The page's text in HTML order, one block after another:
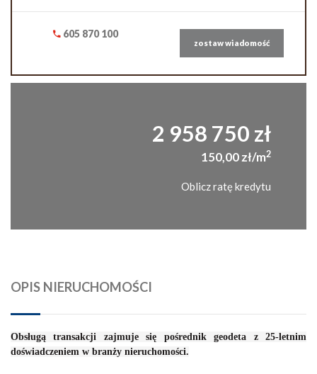
605 870 100
zostaw wiadomość
2 958 750 zł
150,00 zł/m2
Oblicz ratę kredytu
OPIS NIERUCHOMOŚCI
Obsługą transakcji zajmuje się pośrednik geodeta z 25-letnim
doświadczeniem w branży nieruchomości.